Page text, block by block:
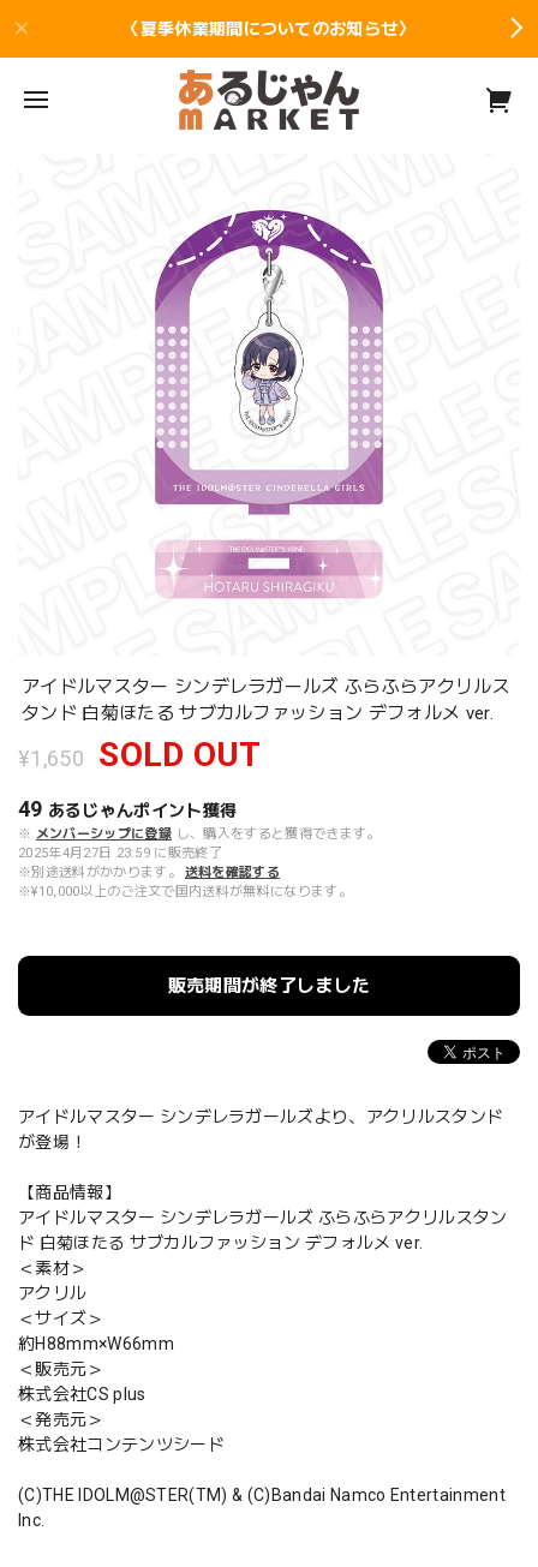
〈夏季休業期間についてのお知らせ〉
アイドルマスター シンデレラガールズ ふらふらアクリルス
タンド 白菊ほたる サブカルファッション デフォルメ ver.
¥1,650 SOLD OUT
49 あるじゃんポイント獲得
※ メンバーシップに登録 し、購入をすると獲得できます。
2025年4月27日 23:59 に販売終了
※別途送料がかかります。
送料を確認する
※¥10,000以上のご注文で国内送料が無料になります。
販売期間が終了しました
アイドルマスター シンデレラガールズより、アクリルスタンド
が登場！
【商品情報】
アイドルマスター シンデレラガールズ ふらふらアクリルスタン
ド 白菊ほたる サブカルファッション デフォルメ ver.
＜素材＞
アクリル
＜サイズ＞
約H88mm×W66mm
＜販売元＞
株式会社CS plus
＜発売元＞
株式会社コンテンツシード
(C)THE IDOLM@STER(TM) & (C)Bandai Namco Entertainment
Inc.